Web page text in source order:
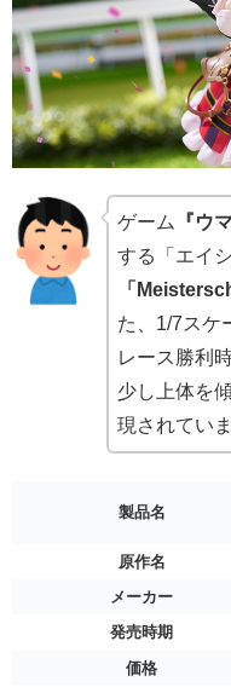
ゲーム 『ウ
する「エイ
「
た、1/7スケ
レース勝利
少し上体を
現されていま
製品名
原作名
メーカー
発売時期
価格